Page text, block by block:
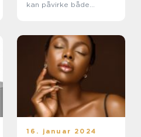
kan påvirke både
16. januar 2024